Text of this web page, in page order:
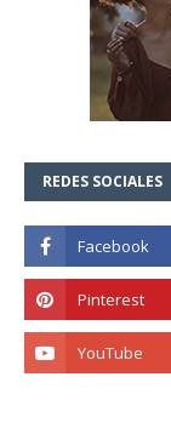
REDES SOCIALES